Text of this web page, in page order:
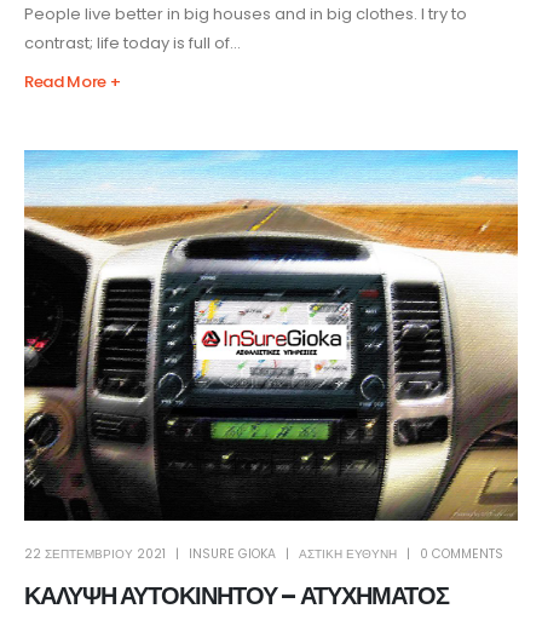
People live better in big houses and in big clothes. I try to
contrast; life today is full of...
Read More +
ΚΑΛΥΨΗ ΑΥΤΟΚΙΝΗΤΟΥ – ΑΤΥΧΗΜΑΤΟΣ
22 ΣΕΠΤΕΜΒΡΊΟΥ 2021 INSURE GIOKA ΑΣΤΙΚΗ ΕΥΘΥΝΗ 0 COMMENTS